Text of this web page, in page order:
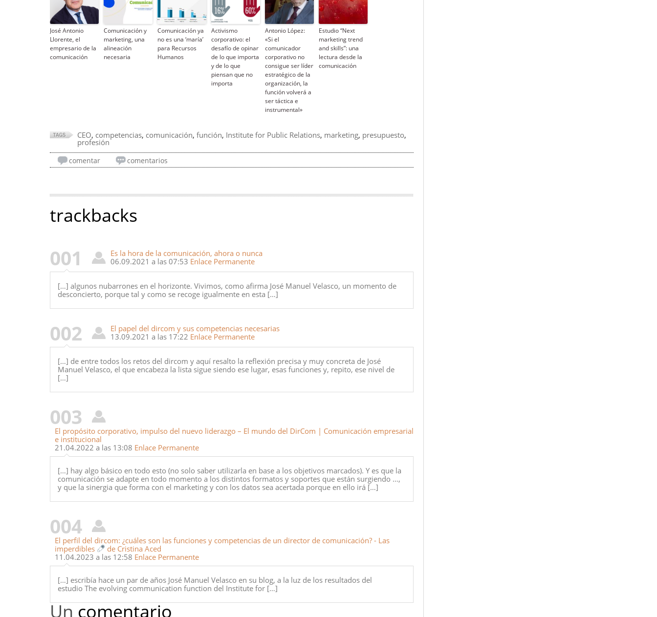
José Antonio
Llorente, el
empresario de la
comunicación
Comunicación y
marketing, una
alineación
necesaria
Comunicación ya
no es una ‘maría’
para Recursos
Humanos
Activismo
corporativo: el
desafío de opinar
de lo que importa
y de lo que
piensan que no
importa
Antonio López:
«Si el
comunicador
corporativo no
consigue ser líder
estratégico de la
organización, la
función volverá a
ser táctica e
instrumental»
Estudio “Next
marketing trend
and skills”: una
lectura desde la
comunicación
CEO, competencias, comunicación, función, Institute for Public Relations, marketing, presupuesto,
profesión
comentar comentarios
trackbacks
001
Es la hora de la comunicación, ahora o nunca
06.09.2021 a las 07:53 Enlace Permanente
[…] algunos nubarrones en el horizonte. Vivimos, como afirma José Manuel Velasco, un momento de
desconcierto, porque tal y como se recoge igualmente en esta […]
002
El papel del dircom y sus competencias necesarias
13.09.2021 a las 17:22 Enlace Permanente
[…] de entre todos los retos del dircom y aquí resalto la reflexión precisa y muy concreta de José
Manuel Velasco, el que encabeza la lista sigue siendo ese lugar, esas funciones y, repito, ese nivel de
[…]
003
El propósito corporativo, impulso del nuevo liderazgo – El mundo del DirCom | Comunicación empresarial
e institucional
21.04.2022 a las 13:08 Enlace Permanente
[…] hay algo básico en todo esto (no solo saber utilizarla en base a los objetivos marcados). Y es que la
comunicación se adapte en todo momento a los distintos formatos y soportes que están surgiendo …,
y que la sinergia que forma con el marketing y con los datos sea acertada porque en ello irá […]
004
El perfil del dircom: ¿cuáles son las funciones y competencias de un director de comunicación? - Las
imperdibles
de Cristina Aced
11.04.2023 a las 12:58 Enlace Permanente
[…] escribía hace un par de años José Manuel Velasco en su blog, a la luz de los resultados del
estudio The evolving communication function del Institute for […]
Uncomentario